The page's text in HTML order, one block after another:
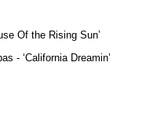
Of the Rising Sun’
- ‘California Dreamin’